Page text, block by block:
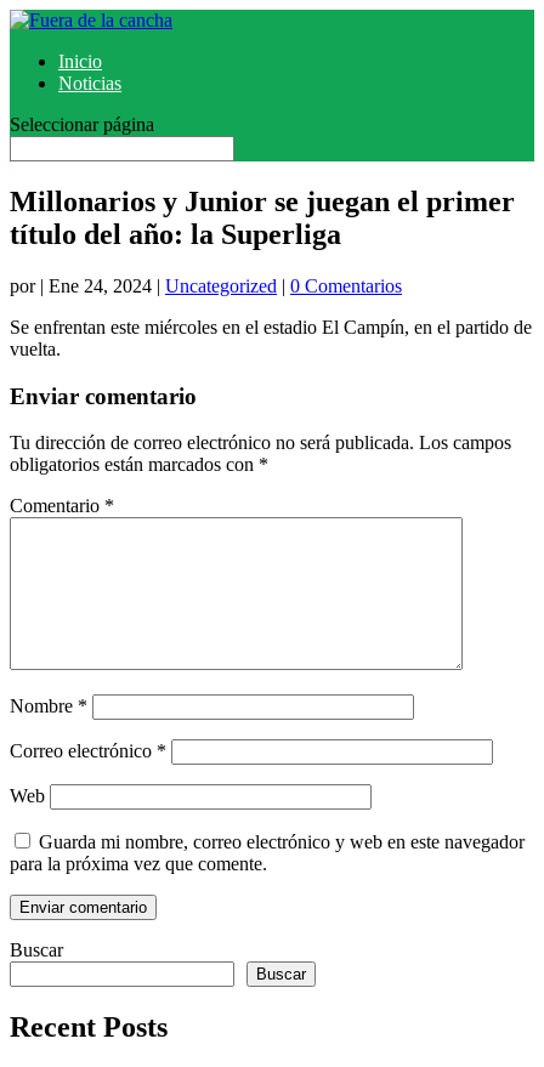
Inicio
Noticias
Seleccionar página
Millonarios y Junior se juegan el primer
título del año: la Superliga
por | Ene 24, 2024 | Uncategorized | 0 Comentarios
Se enfrentan este miércoles en el estadio El Campín, en el partido de
vuelta.
Enviar comentario
Tu dirección de correo electrónico no será publicada. Los campos
obligatorios están marcados con *
Comentario *
Nombre *
Correo electrónico *
Web
Guarda mi nombre, correo electrónico y web en este navegador
para la próxima vez que comente.
Buscar
Buscar
Recent Posts